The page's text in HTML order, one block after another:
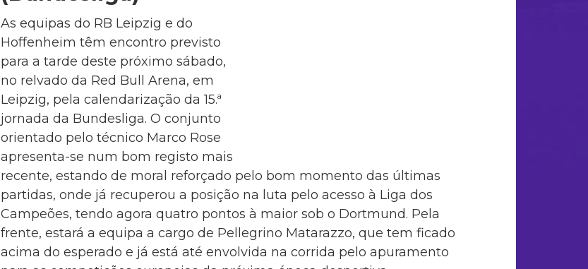
As equipas do RB Leipzig e do
Hoffenheim têm encontro previsto
para a tarde deste próximo sábado,
no relvado da Red Bull Arena, em
Leipzig, pela calendarização da 15.ª
jornada da Bundesliga. O conjunto
orientado pelo técnico Marco Rose
apresenta-se num bom registo mais
recente, estando de moral reforçado pelo bom momento das últimas
partidas, onde já recuperou a posição na luta pelo acesso à Liga dos
Campeões, tendo agora quatro pontos à maior sob o Dortmund. Pela
frente, estará a equipa a cargo de Pellegrino Matarazzo, que tem ficado
acima do esperado e já está até envolvida na corrida pelo apuramento